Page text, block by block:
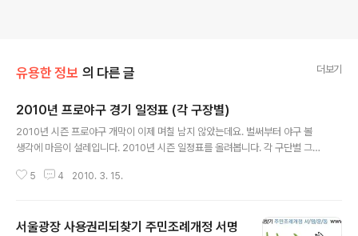
유용한 정보 의 다른 글 더보기
2010년 프로야구 경기 일정표 (각 구장별)
2010년 시즌 프로야구 개막이 이제 며칠 남지 않았는데요. 벌써부터 야구 볼
생각에 마음이 설레입니다. 2010년 시즌 일정표를 올려봅니다. 각 구단별 그리
게임, 한화의 청주구장에선 게임이 없는건지 아직 반영이 안된건지는 잘 모르겠
사수하고 싶은데, 마음처럼 될지 모르겠습니다. 2010년 시즌에도 치열한 순위
5 4 2010. 3. 15.
서울광장 사용권리되찾기 주민조례개정 서명